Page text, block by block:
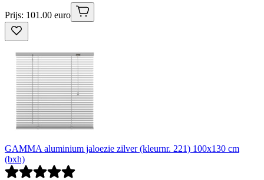
Prijs: 101.00 euro
GAMMA aluminium jaloezie zilver (kleurnr. 221) 100x130 cm
(bxh)